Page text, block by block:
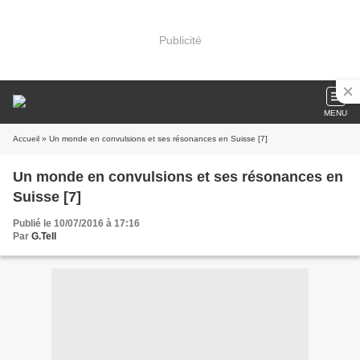
Publicité
MENU
Accueil » Un monde en convulsions et ses résonances en Suisse [7]
Un monde en convulsions et ses résonances en
Suisse [7]
Publié le 10/07/2016 à 17:16
Par G.Tell